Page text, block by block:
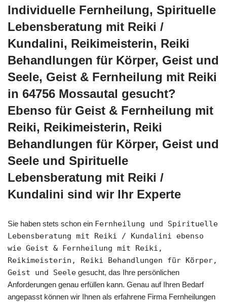
Individuelle Fernheilung, Spirituelle
Lebensberatung mit Reiki /
Kundalini, Reikimeisterin, Reiki
Behandlungen für Körper, Geist und
Seele, Geist & Fernheilung mit Reiki
in 64756 Mossautal gesucht?
Ebenso für Geist & Fernheilung mit
Reiki, Reikimeisterin, Reiki
Behandlungen für Körper, Geist und
Seele und Spirituelle
Lebensberatung mit Reiki /
Kundalini sind wir Ihr Experte
Sie haben stets schon ein Fernheilung und Spirituelle
Lebensberatung mit Reiki / Kundalini ebenso
wie Geist & Fernheilung mit Reiki,
Reikimeisterin, Reiki Behandlungen für Körper,
Geist und Seele gesucht, das Ihre persönlichen
Anforderungen genau erfüllen kann. Genau auf Ihren Bedarf
angepasst können wir Ihnen als erfahrene Firma Fernheilungen